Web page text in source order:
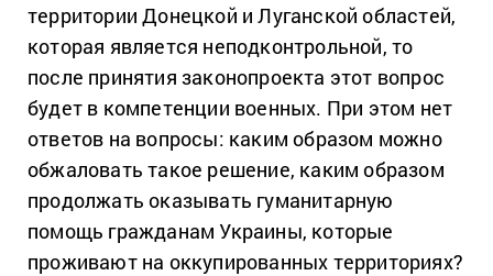
территории Донецкой и Луганской областей,
которая является неподконтрольной, то
после принятия законопроекта этот вопрос
будет в компетенции военных. При этом нет
ответов на вопросы: каким образом можно
обжаловать такое решение, каким образом
продолжать оказывать гуманитарную
помощь гражданам Украины, которые
проживают на оккупированных территориях?